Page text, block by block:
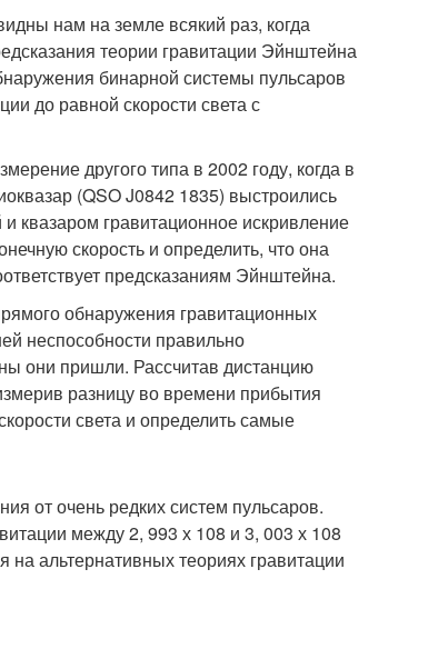
нам на земле всякий раз, когда
теории гравитации Эйнштейна
бинарной системы пульсаров
до равной скорости света с
другого типа в 2002 году, когда в
(QSO J0842 1835) выстроились
гравитационное искривление
скорость и определить, что она
предсказаниям Эйнштейна.
обнаружения гравитационных
неспособности правильно
они пришли. Рассчитав дистанцию
разницу во времени прибытия
света и определить самые
от очень редких систем пульсаров.
между 2, 993 х 108 и 3, 003 х 108
на альтернативных теориях гравитации